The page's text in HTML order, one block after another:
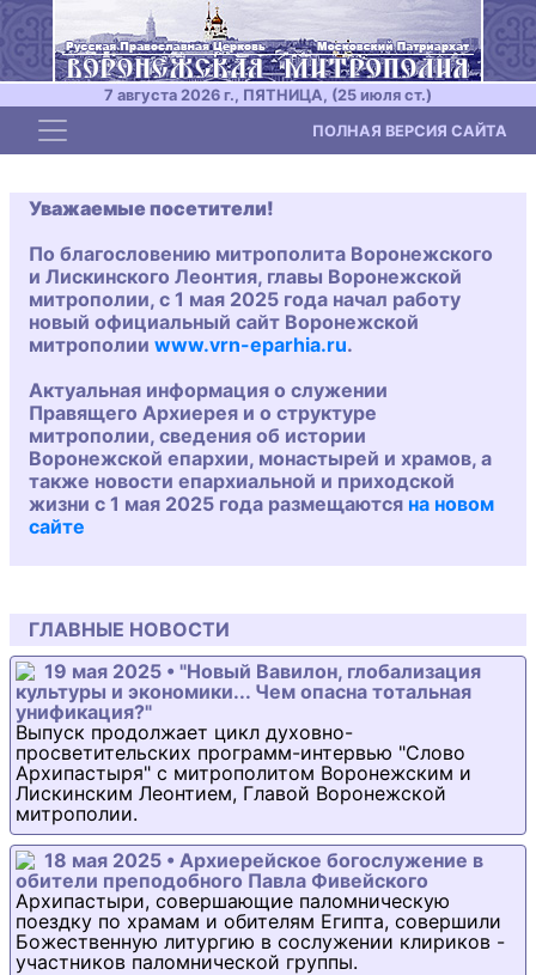
7 августа 2026 г., ПЯТНИЦА, (25 июля ст.)
Toggle navigation ПОЛНАЯ ВЕРСИЯ САЙТА
Уважаемые посетители!
По благословению митрополита Воронежского
и Лискинского Леонтия, главы Воронежской
митрополии, с 1 мая 2025 года начал работу
новый официальный сайт Воронежской
митрополии www.vrn-eparhia.ru.
Актуальная информация о служении
Правящего Архиерея и о структуре
митрополии, сведения об истории
Воронежской епархии, монастырей и храмов, а
также новости епархиальной и приходской
жизни с 1 мая 2025 года размещаются на новом
сайте
ГЛАВНЫЕ НОВОСТИ
19 мая 2025 • "Новый Вавилон, глобализация
культуры и экономики... Чем опасна тотальная
унификация?"
Выпуск продолжает цикл духовно-
просветительских программ-интервью "Слово
Архипастыря" с митрополитом Воронежским и
Лискинским Леонтием, Главой Воронежской
митрополии.
18 мая 2025 • Архиерейское богослужение в
обители преподобного Павла Фивейского
Архипастыри, совершающие паломническую
поездку по храмам и обителям Египта, совершили
Божественную литургию в сослужении клириков -
участников паломнической группы.